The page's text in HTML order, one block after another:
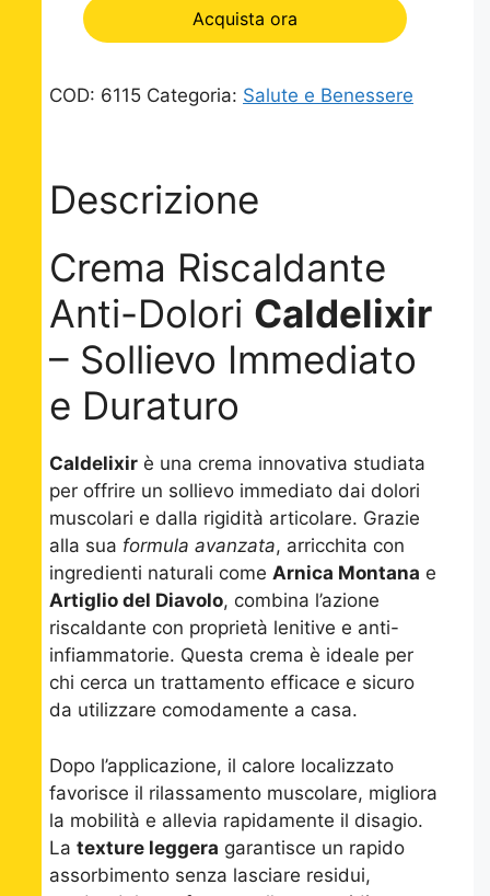
Acquista ora
COD: 6115 Categoria: Salute e Benessere
Descrizione
Crema Riscaldante
Anti-Dolori Caldelixir
– Sollievo Immediato
e Duraturo
Caldelixir è una crema innovativa studiata
per offrire un sollievo immediato dai dolori
muscolari e dalla rigidità articolare. Grazie
alla sua formula avanzata, arricchita con
ingredienti naturali come Arnica Montana e
Artiglio del Diavolo, combina l’azione
riscaldante con proprietà lenitive e anti-
infiammatorie. Questa crema è ideale per
chi cerca un trattamento efficace e sicuro
da utilizzare comodamente a casa.
Dopo l’applicazione, il calore localizzato
favorisce il rilassamento muscolare, migliora
la mobilità e allevia rapidamente il disagio.
La texture leggera garantisce un rapido
assorbimento senza lasciare residui,